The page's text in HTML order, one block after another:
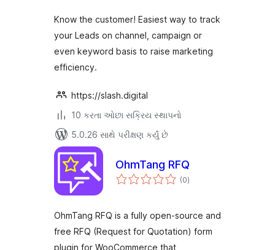
Know the customer! Easiest way to track
your Leads on channel, campaign or
even keyword basis to raise marketing
efficiency.
https://slash.digital
10 કરતા ઓછા સક્રિય સ્થાપનો
5.0.26 સાથે પરીક્ષણ કર્યું છે
OhmTang RFQ
(0કુલ
રેટિંગ્સ
)
OhmTang RFQ is a fully open-source and
free RFQ (Request for Quotation) form
plugin for WooCommerce that